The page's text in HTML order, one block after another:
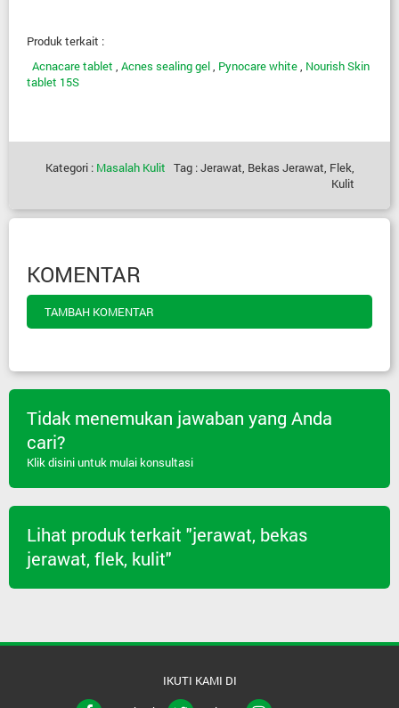
Produk terkait :
Acnacare tablet , Acnes sealing gel, Pynocare white, Nourish Skin
tablet 15S
Kategori : Masalah Kulit Tag : Jerawat, Bekas Jerawat, Flek,
Kulit
KOMENTAR
TAMBAH KOMENTAR
Tidak menemukan jawaban yang Anda
cari?
Klik disini untuk mulai konsultasi
Lihat produk terkait "jerawat, bekas
jerawat, flek, kulit"
IKUTI KAMI DI